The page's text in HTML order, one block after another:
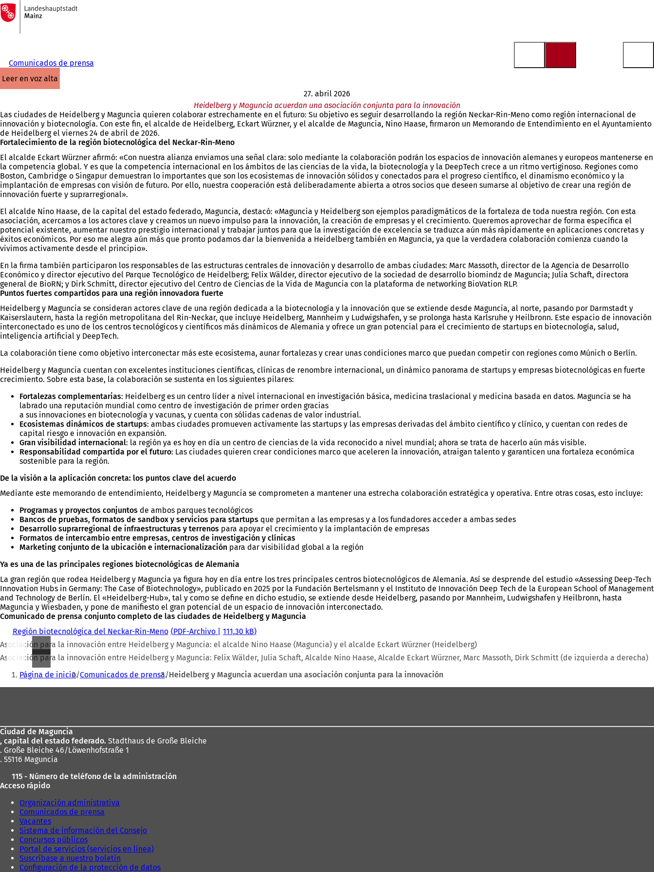
Saltar al contenido
A
la
página
Comunicados de prensa
leer en voz alta
27. abril 2026
Heidelberg y Maguncia acuerdan una asociación conjunta para la innovación
Las ciudades de Heidelberg y Maguncia quieren colaborar estrechamente en el futuro: Su objetivo es seguir desarrollando la región Neckar-Rin-Meno como región internacional de
innovación y biotecnología. Con este fin, el alcalde de Heidelberg, Eckart Würzner, y el alcalde de Maguncia, Nino Haase, firmaron un Memorando de Entendimiento en el Ayuntamiento
de Heidelberg el viernes 24 de abril de 2026.
Fortalecimiento de la región biotecnológica del Neckar-Rin-Meno
El alcalde Eckart Würzner afirmó: «Con nuestra alianza enviamos una señal clara: solo mediante la colaboración podrán los espacios de innovación alemanes y europeos mantenerse en
la competencia global. Y es que la competencia internacional en los ámbitos de las ciencias de la vida, la biotecnología y la DeepTech crece a un ritmo vertiginoso. Regiones como
Boston, Cambridge o Singapur demuestran lo importantes que son los ecosistemas de innovación sólidos y conectados para el progreso científico, el dinamismo económico y la
implantación de empresas con visión de futuro. Por ello, nuestra cooperación está deliberadamente abierta a otros socios que deseen sumarse al objetivo de crear una región de
innovación fuerte y suprarregional».
El alcalde Nino Haase, de la capital del estado federado, Maguncia, destacó: «Maguncia y Heidelberg son ejemplos paradigmáticos de la fortaleza de toda nuestra región. Con esta
asociación, acercamos a los actores clave y creamos un nuevo impulso para la innovación, la creación de empresas y el crecimiento. Queremos aprovechar de forma específica el
potencial existente, aumentar nuestro prestigio internacional y trabajar juntos para que la investigación de excelencia se traduzca aún más rápidamente en aplicaciones concretas y
éxitos económicos. Por eso me alegra aún más que pronto podamos dar la bienvenida a Heidelberg también en Maguncia, ya que la verdadera colaboración comienza cuando la
vivimos activamente desde el principio».
En la firma también participaron los responsables de las estructuras centrales de innovación y desarrollo de ambas ciudades: Marc Massoth, director de la Agencia de Desarrollo
Económico y director ejecutivo del Parque Tecnológico de Heidelberg; Felix Wälder, director ejecutivo de la sociedad de desarrollo biomindz de Maguncia; Julia Schaft, directora
general de BioRN; y Dirk Schmitt, director ejecutivo del Centro de Ciencias de la Vida de Maguncia con la plataforma de networking BioVation RLP.
Puntos fuertes compartidos para una región innovadora fuerte
Heidelberg y Maguncia se consideran actores clave de una región dedicada a la biotecnología y la innovación que se extiende desde Maguncia, al norte, pasando por Darmstadt y
Kaiserslautern, hasta la región metropolitana del Rin-Neckar, que incluye Heidelberg, Mannheim y Ludwigshafen, y se prolonga hasta Karlsruhe y Heilbronn. Este espacio de innovación
interconectado es uno de los centros tecnológicos y científicos más dinámicos de Alemania y ofrece un gran potencial para el crecimiento de startups en biotecnología, salud,
inteligencia artificial y DeepTech.
La colaboración tiene como objetivo interconectar más este ecosistema, aunar fortalezas y crear unas condiciones marco que puedan competir con regiones como Múnich o Berlín.
Heidelberg y Maguncia cuentan con excelentes instituciones científicas, clínicas de renombre internacional, un dinámico panorama de startups y empresas biotecnológicas en fuerte
crecimiento. Sobre esta base, la colaboración se sustenta en los siguientes pilares:
Fortalezas complementarias: Heidelberg es un centro líder a nivel internacional en investigación básica, medicina traslacional y medicina basada en datos. Maguncia se ha
labrado una reputación mundial como centro de investigación de primer orden gracias
a sus innovaciones en biotecnología y vacunas, y cuenta con sólidas cadenas de valor industrial.
Ecosistemas dinámicos de startups: ambas ciudades promueven activamente las startups y las empresas derivadas del ámbito científico y clínico, y cuentan con redes de
capital riesgo e innovación en expansión.
Gran visibilidad internacional: la región ya es hoy en día un centro de ciencias de la vida reconocido a nivel mundial; ahora se trata de hacerlo aún más visible.
Responsabilidad compartida por el futuro: Las ciudades quieren crear condiciones marco que aceleren la innovación, atraigan talento y garanticen una fortaleza económica
sostenible para la región.
De la visión a la aplicación concreta: los puntos clave del acuerdo
Mediante este memorando de entendimiento, Heidelberg y Maguncia se comprometen a mantener una estrecha colaboración estratégica y operativa. Entre otras cosas, esto incluye:
Programas y proyectos conjuntos de ambos parques tecnológicos
Bancos de pruebas, formatos de sandbox y servicios para startups que permitan a las empresas y a los fundadores acceder a ambas sedes
Desarrollo suprarregional de infraestructuras y terrenos para apoyar el crecimiento y la implantación de empresas
Formatos de intercambio entre empresas, centros de investigación y clínicas
Marketing conjunto de la ubicación e internacionalización para dar visibilidad global a la región
Ya es una de las principales regiones biotecnológicas de Alemania
La gran región que rodea Heidelberg y Maguncia ya figura hoy en día entre los tres principales centros biotecnológicos de Alemania. Así se desprende del estudio «Assessing Deep-Tech
Innovation Hubs in Germany: The Case of Biotechnology», publicado en 2025 por la Fundación Bertelsmann y el Instituto de Innovación Deep Tech de la European School of Management
and Technology de Berlín. El «Heidelberg-Hub», tal y como se define en dicho estudio, se extiende desde Heidelberg, pasando por Mannheim, Ludwigshafen y Heilbronn, hasta
Maguncia y Wiesbaden, y pone de manifiesto el gran potencial de un espacio de innovación interconectado.
Comunicado de prensa conjunto completo de las ciudades de Heidelberg y Maguncia
Región biotecnológica del Neckar-Rin-Meno
PDF-Archivo
111,30 kB
Asociación para la innovación entre Heidelberg y Maguncia: el alcalde Nino Haase (Maguncia) y el alcalde Eckart Würzner (Heidelberg)
Asociación para la innovación entre Heidelberg y Maguncia: Felix Wälder, Julia Schaft, Alcalde Nino Haase, Alcalde Eckart Würzner, Marc Massoth, Dirk Schmitt (de izquierda a derecha)
Estás
aquí:
Página de inicio Comunicados de prensa Heidelberg y Maguncia acuerdan una asociación conjunta para la innovación
pies
Ciudad de Maguncia
, capital del estado federado. Stadthaus de Große Bleiche
. Große Bleiche 46/Löwenhofstraße 1
. 55116 Maguncia
115 - Número de teléfono de la administración
Acceso rápido
Organización administrativa
Comunicados de prensa
Vacantes
Sistema de información del Consejo
Concursos públicos
Portal de servicios (servicios en línea)
Suscríbase a nuestro boletín
Configuración de la protección de datos